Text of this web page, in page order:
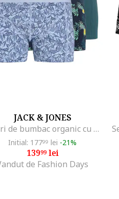
JACK & JONES
Boxeri de bumbac organic cu banda logo in talie - 3 perechi, Verde/Albastru/Bleumarin
Initial: 17799 lei -21%
13999lei
de Fashion Days